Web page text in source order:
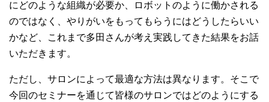
にどのような組織が必要か、ロボットのように働かされる
のではなく、やりがいをもってもらうにはどうしたらいい
かなど、これまで多田さんが考え実践してきた結果をお話
いただきます。
ただし、サロンによって最適な方法は異なります。そこで
今回のセミナーを通じて皆様のサロンではどのようにする